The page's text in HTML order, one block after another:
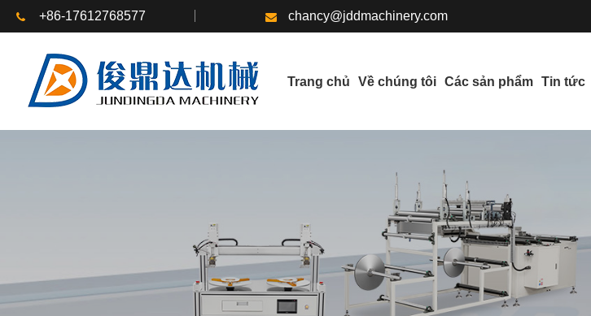
+86-17612768577 chancy@jddmachinery.com
Trang chủ Về chúng tôi Các sản phẩm Tin tức